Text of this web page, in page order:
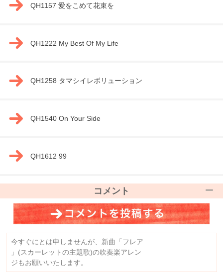
QH1157 愛をこめて花束を
QH1222 My Best Of My Life
QH1258 タマシイレボリューション
QH1540 On Your Side
QH1612 99
コメント
今すぐにとは申しませんが、新曲「フレア
」(スカーレットの主題歌)の吹奏楽アレン
ジもお願いいたします。